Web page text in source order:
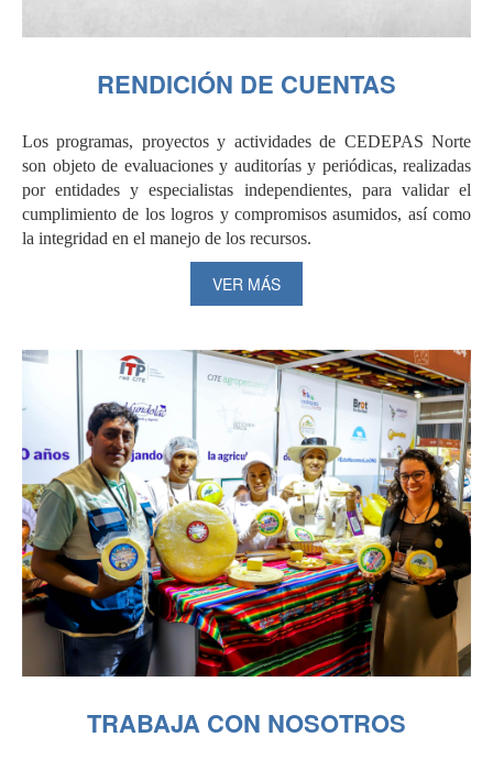
RENDICIÓN DE CUENTAS
Los programas, proyectos y actividades de CEDEPAS Norte
son objeto de evaluaciones y auditorías y periódicas, realizadas
por entidades y especialistas independientes, para validar el
cumplimiento de los logros y compromisos asumidos, así como
la integridad en el manejo de los recursos.
VER MÁS
TRABAJA CON NOSOTROS